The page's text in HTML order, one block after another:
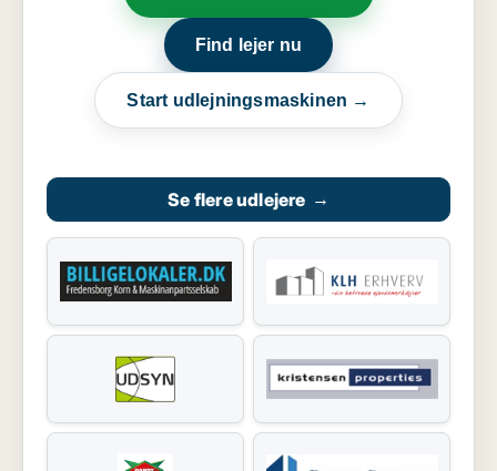
Find lejer nu
Start udlejningsmaskinen →
Se flere udlejere →